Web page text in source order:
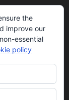
the
improve our
essential
policy